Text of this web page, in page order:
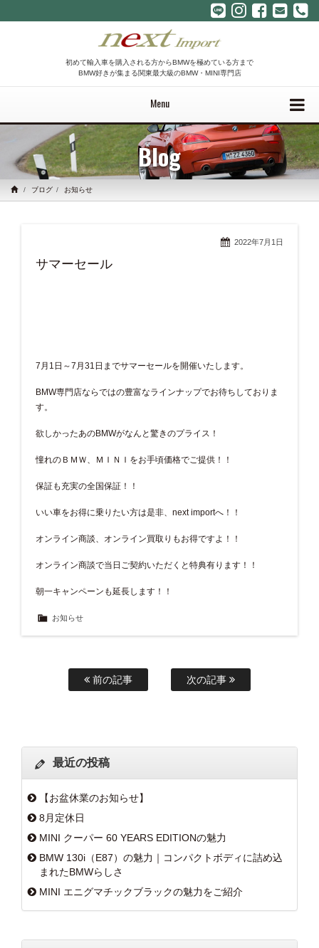
初めて輸入車を購入される方からBMWを極めている方まで
BMW好きが集まる関東最大級のBMW・MINI専門店
Menu
Blog
ブログ お知らせ
2022年7月1日
サマーセール
7月1日～7月31日までサマーセールを開催いたします。
BMW専門店ならではの豊富なラインナップでお待ちしておりま
す。
欲しかったあのBMWがなんと驚きのプライス！
憧れのＢＭＷ、ＭＩＮＩをお手頃価格でご提供！！
保証も充実の全国保証！！
いい車をお得に乗りたい方は是非、next importへ！！
オンライン商談、オンライン買取りもお得ですよ！！
オンライン商談で当日ご契約いただくと特典有ります！！
朝一キャンペーンも延長します！！
お知らせ
前の記事 次の記事
最近の投稿
【お盆休業のお知らせ】
8月定休日
MINI クーパー 60 YEARS EDITIONの魅力
BMW 130i（E87）の魅力｜コンパクトボディに詰め込
まれたBMWらしさ
MINI エニグマチックブラックの魅力をご紹介